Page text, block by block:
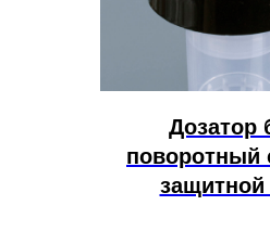
Дозатор
поворотный
защитной